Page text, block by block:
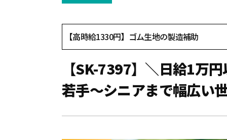
【SK-7397】＼日給1万
若手～シニアまで幅広い
【高時給1330円】ゴム生地の製造補助